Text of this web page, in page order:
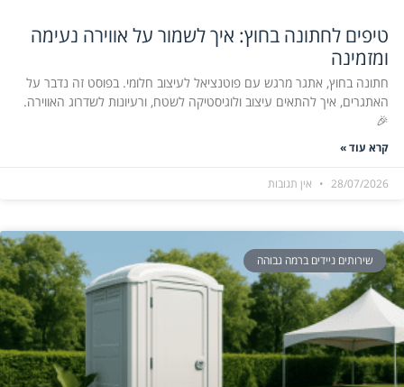
טיפים לחתונה בחוץ: איך לשמור על אווירה נעימה
ומזמינה
חתונה בחוץ, אתגר מרגש עם פוטנציאל לעיצוב חלומי. בפוסט זה נדבר על
האתגרים, איך להתאים עיצוב ולוגיסטיקה לשטח, ורעיונות לשדרוג האווירה.
🎉
קרא עוד »
28/07/2026 אין תגובות
שירותים ניידים ברמה גבוהה